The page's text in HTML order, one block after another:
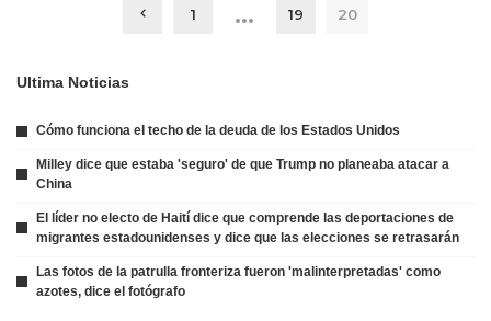
1 … 19 20
Ultima Noticias
Cómo funciona el techo de la deuda de los Estados Unidos
Milley dice que estaba 'seguro' de que Trump no planeaba atacar a
China
El líder no electo de Haití dice que comprende las deportaciones de
migrantes estadounidenses y dice que las elecciones se retrasarán
Las fotos de la patrulla fronteriza fueron 'malinterpretadas' como
azotes, dice el fotógrafo